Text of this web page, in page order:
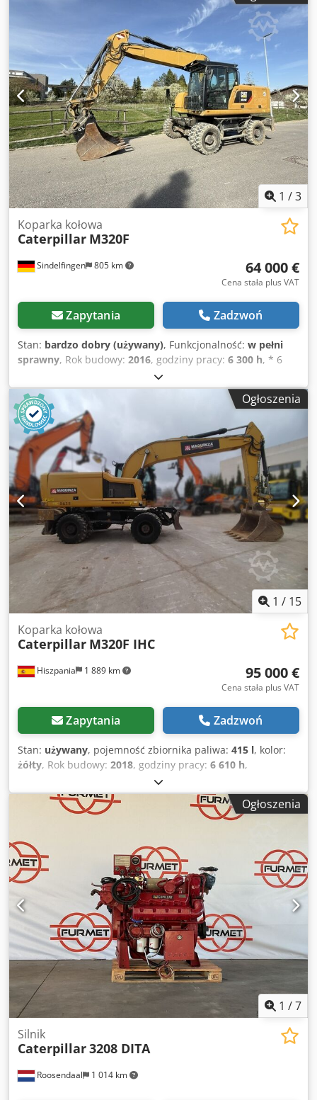
1 /3
Sindelfingen 805 km
Koparka kołowa
Caterpillar M320F
64 000 €
Cena stała plus VAT
Zapytania Zadzwoń
Stan: bardzo dobry (używany), Funkcjonalność: w pełni
sprawny, Rok budowy: 2016, godziny pracy: 6 300 h, * 6
600 godzin * Wysięgnik przestawny * Lemiesz podporowy *
Hydraulika do młota, chwytaka i nożyc * Centralne
smarowanie * Silnik: CAT C7.1 (169 KM) Dkjdpfey Rzdrox
Am Der * Ogumienie: 10.00-20 * Szybkozłącze: OQ70/55 * 1
x łyżka podsiębierna * Masa: 19,5 t
Ogłoszenia
1 / 15
Hiszpania 1 889 km
Koparka kołowa
Caterpillar M320F IHC
95 000 €
Cena stała plus VAT
Zapytania Zadzwoń
Stan: używany, pojemność zbiornika paliwa: 415 l, kolor:
żółty, Rok budowy: 2018, godziny pracy: 6 610 h,
, Napęd: Koło Własna masa
pojazdu: 20.000 kg Wymiary (dł. x szer. x wys.): 892 x 255 x
332 cm Typ silnika: Caterpillar CAT C7.1 ACERT = Więcej
opcji i akcesoriów = Dksdpfeyuwtpsx Am Djr - HVAC
Ogłoszenia
1 /7
Roosendaal 1 014 km
Silnik
Caterpillar3208 DITA